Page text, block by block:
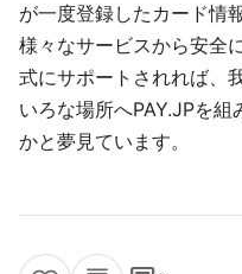
が一度登録したカード情
様々なサービスから安全
式にサポートされれば、
いろな場所へPAY.JPを
かと夢見ています。